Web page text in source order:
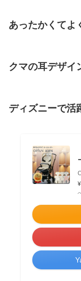
あったかくてよ
クマの耳デザイ
ディズニーで活